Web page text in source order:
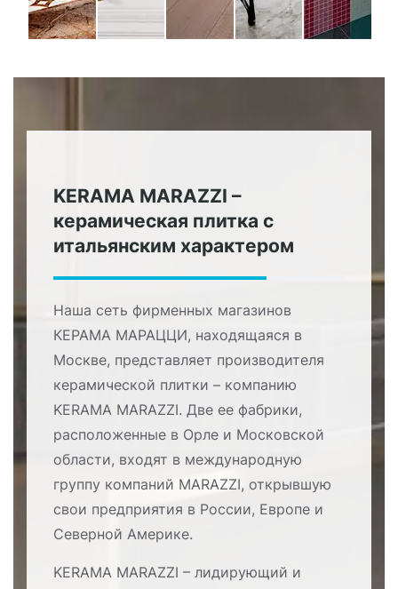
KERAMA MARAZZI –
керамическая плитка с
итальянским характером
Наша сеть фирменных магазинов
КЕРАМА МАРАЦЦИ, находящаяся в
Москве, представляет производителя
керамической плитки – компанию
KERAMA MARAZZI. Две ее фабрики,
расположенные в Орле и Московской
области, входят в международную
группу компаний MARAZZI, открывшую
свои предприятия в России, Европе и
Северной Америке.
KERAMA MARAZZI – лидирующий и